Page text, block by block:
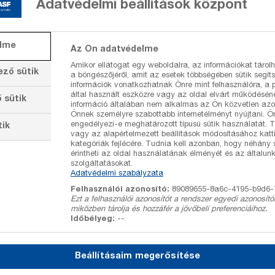
Rovarölő szerek Növekedést szabályozó
Rovarölő szerek
Adatvédelmi beállítások központ
sütik
sütik
Az Ön adatvédelme
Amikor ellátogat egy weboldalra, az információkat
a böngészőjéről, amit az esetek többségében sütik
információk vonatkozhatnak Önre mint felhasználóra, a
által használt eszközre vagy az oldal elvárt
információ általában nem alkalmas az Ön közvetlen
Önnek személyre szabottabb internetélményt nyújtani.
engedélyezi-e meghatározott típusú sütik használatát.
vagy az alapértelmezett beállítások módosításához
kategóriák fejlécére. Tudnia kell azonban, hogy néhány
érintheti az oldal használatának élményét és az
szolgáltatásokat.
Adatvédelmi szabályzata
Felhasználói azonosító: 89089655-8a6c-4195-b9d6-
Ezt a felhasználói azonosítót a rendszer egyedi
miközben tárolja és hozzáfér a jövőbeli preferenciáihoz.
Időbélyeg: --
Beállításaim megerősítése